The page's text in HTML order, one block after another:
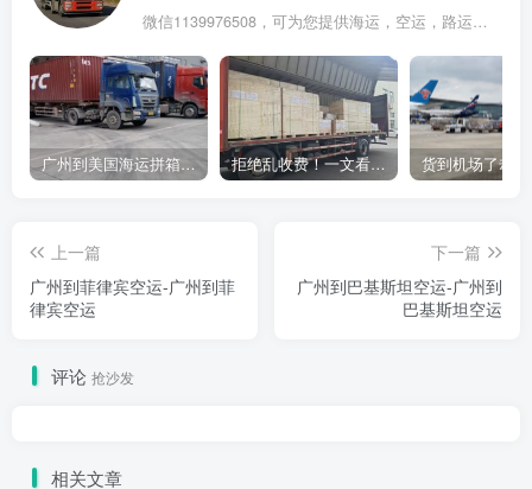
微信1139976508，可为您提供海运，空运，路运，铁路运输
广州到美国海运拼箱多少钱？2024年最新运费构成+隐藏费用避坑指南 拒绝乱收费！一文看懂中国货代计费套路，教你避开所有隐形坑
上一篇
广州到菲律宾空运-广州到菲
律宾空运
下一篇
广州到巴基斯坦空运-广州到
巴基斯坦空运
评论 抢沙发
相关文章